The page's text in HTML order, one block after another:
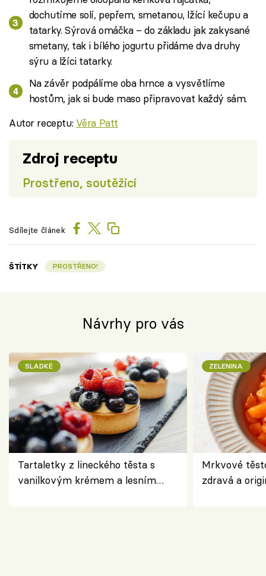
dochutíme solí, pepřem, smetanou, lžící kečupu a
tatarky. Sýrová omáčka – do základu jak zakysané
smetany, tak i bílého jogurtu přidáme dva druhy
sýru a lžíci tatarky.
Na závěr podpálíme oba hrnce a vysvětlíme
hostům, jak si bude maso připravovat každý sám.
Autor receptu: Věra Patt
Zdroj receptu
Prostřeno, soutěžící
Sdílejte článek
ŠTÍTKY PROSTŘENO!
Návrhy pro vás
SLADKÉ
Tartaletky z lineckého těsta s
vanilkovým krémem a lesním
ZELENINA
Mrkvové
zdravá a